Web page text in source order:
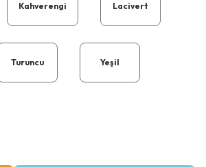
Kahverengi Lacivert
Turuncu Yeşil